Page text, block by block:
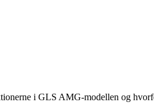
i GLS AMG-modellen og